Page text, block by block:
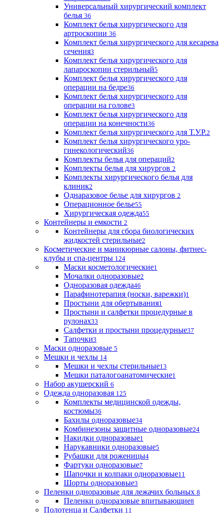
Универсальный хирургический комплект
белья 36
Комплект белья хирургического для
артроскопии 36
Комплект белья хирургического для кесарева
сечения3
Комплект белья хирургического для
лапароскопии стерильный5
Комплект белья хирургического для
операции на бедре36
Комплект белья хирургического для
операции на голове3
Комплект белья хирургического для
операции на конечности36
Комплект белья хирургического для Т.У.Р.2
Комплект белья хирургического уро-
гинекологический36
Комплекты белья для операций2
Комплекты белья для хирургов 2
Комплекты хирургического белья для
клиник2
Однаразовое белье для хирургов 2
Операционное белье55
Хирургическая одежда55
Контейнеры и емкости 2
Контейнеры для сбора биологических
жидкостей стерильные2
Косметические и маникюрные салоны, фитнес-
клубы и спа-центры 124
Маски косметологические1
Мочалки одноразовые2
Одноразовая одежда46
Парафинотерапия (носки, варежки)1
Простыни для обертывания1
Простыни и салфетки процедурные в
рулонах33
Салфетки и простыни процедурные37
Тапочки3
Маски одноразовые 5
Мешки и чехлы 14
Мешки и чехлы стерильные13
Мешки паталогоанатомические1
Набор акушерский 6
Одежда одноразовая 125
Комплекты медицинской одежды,
костюмы36
Бахилы одноразовые34
Комбинезоны защитные одноразовые24
Накидки одноразовые1
Нарукавники одноразовые5
Рубашки для роженицы4
Фартуки одноразовые7
Шапочки и колпаки одноразовые11
Шорты одноразовые3
Пеленки одноразовые для лежачих больных 8
Пеленки одноразовые впитывающие8
Полотенца и Салфетки 11